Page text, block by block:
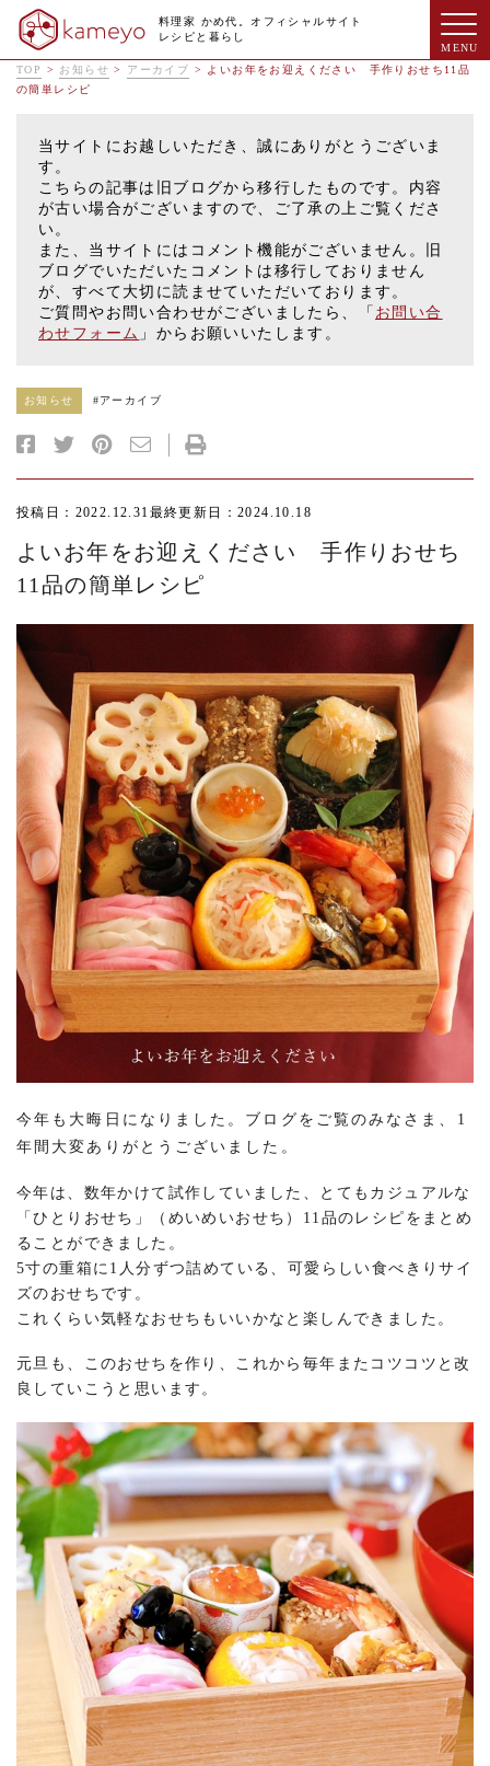
料理家 かめ代。オフィシャルサイト
レシピと暮らし
TOP > お知らせ > アーカイブ >
よいお年をお迎えください 手作りおせち11品
の簡単レシピ
当サイトにお越しいただき、誠にありがとうございま
す。
こちらの記事は旧ブログから移行したものです。内容
が古い場合がございますので、ご了承の上ご覧くださ
い。
また、当サイトにはコメント機能がございません。旧
ブログでいただいたコメントは移行しておりません
が、すべて大切に読ませていただいております。
ご質問やお問い合わせがございましたら、「 お問い合
わせフォーム 」からお願いいたします。
お知らせ #アーカイブ
投稿日：2022.12.31最終更新日：2024.10.18
よいお年をお迎えください 手作りおせち
11品の簡単レシピ
今年も大晦日になりました。ブログをご覧のみなさま、1
年間大変ありがとうございました。
今年は、数年かけて試作していました、とてもカジュアルな
「ひとりおせち」（めいめいおせち）11品のレシピをまとめ
ることができました。
5寸の重箱に1人分ずつ詰めている、可愛らしい食べきりサイ
ズのおせちです。
これくらい気軽なおせちもいいかなと楽しんできました。
元旦も、このおせちを作り、これから毎年またコツコツと改
良していこうと思います。